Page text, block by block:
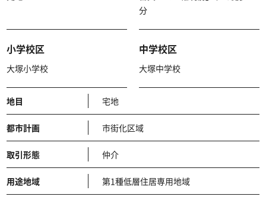
分
小学校区
大塚小学校
中学校区
大塚中学校
地目 宅地
都市計画 市街化区域
取引形態 仲介
用途地域 第1種低層住居専用地域